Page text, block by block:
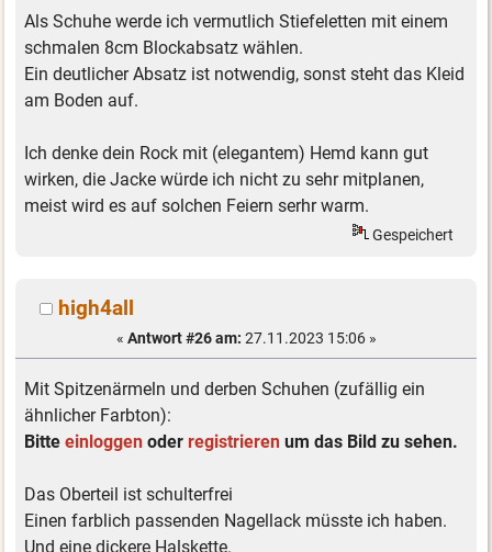
Als Schuhe werde ich vermutlich Stiefeletten mit einem
schmalen 8cm Blockabsatz wählen.
Ein deutlicher Absatz ist notwendig, sonst steht das Kleid
am Boden auf.
Ich denke dein Rock mit (elegantem) Hemd kann gut
wirken, die Jacke würde ich nicht zu sehr mitplanen,
meist wird es auf solchen Feiern serhr warm.
Gespeichert
high4all
« Antwort #26 am: 27.11.2023 15:06 »
Mit Spitzenärmeln und derben Schuhen (zufällig ein
ähnlicher Farbton):
Bitteeinloggen oderregistrieren um das Bild zu sehen.
Das Oberteil ist schulterfrei
Einen farblich passenden Nagellack müsste ich haben.
Und eine dickere Halskette.